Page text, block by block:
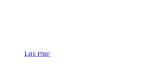
Les mer